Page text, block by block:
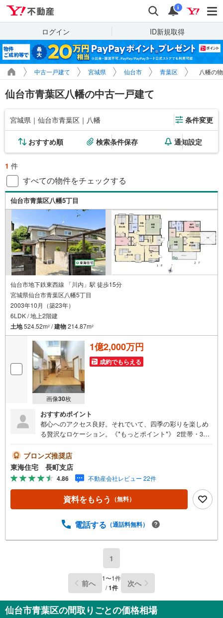
検索 通知
i
ログイン ID新規取得
中古一戸建て 宮城県 仙台市 青葉区 八幡の
仙台市青葉区八幡の中古一戸建て
宮城県｜仙台市青葉区｜八幡 条件変更
おすすめ順 検索条件保存 通知設定
1 件
すべての物件をチェックする
仙台市青葉区八幡5丁目
仙台市地下鉄東西線 「川内」駅 徒歩15分
宮城県仙台市青葉区八幡5丁目
2003年10月（築23年）
6LDK / 地上2階建
土地524.52m2 /建物214.87m2
画像30枚
1億2,000万円
成約でもらえる
おすすめポイント
都心へのアクセス良好。それでいて、四季の彩りを楽しめ
る贅沢なロケーション。《*もっとポイント*》 2世帯・3世
ングは皆で過ごせる21帖＋ 静かな快適な居室でお仕事も〇
8帖から12帖のプライベートルーム。大き目のデスクやモニ
ターを置いても十分な広さです。 ご見学希望、承ります！
現在居住中の為、事前にお問い合わせいただけると幸いで
す。《教育施設》 仙台市立八幡小学校 徒歩16分（1253
m） 仙台市立第一中学校 徒歩12分（967m）《生活施
田内科小児科医院 徒歩4分（327m） 広瀬川八幡緑地 徒
m） みやぎ生協 八幡町店 徒歩9分（696m） 西友 八幡町
ブロンズ推奨店
東海住宅 長町支店
4.86 不動産会社レビュー 22件
資料をもらう （無料）
電話する （通話料無料）
1
前へ 1〜1件
/1件 次へ
仙台市青葉区の間取りごとの価格相場